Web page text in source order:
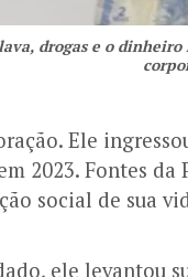
drogas e o
Ele
2023. Fontes
social de sua
ele levantou